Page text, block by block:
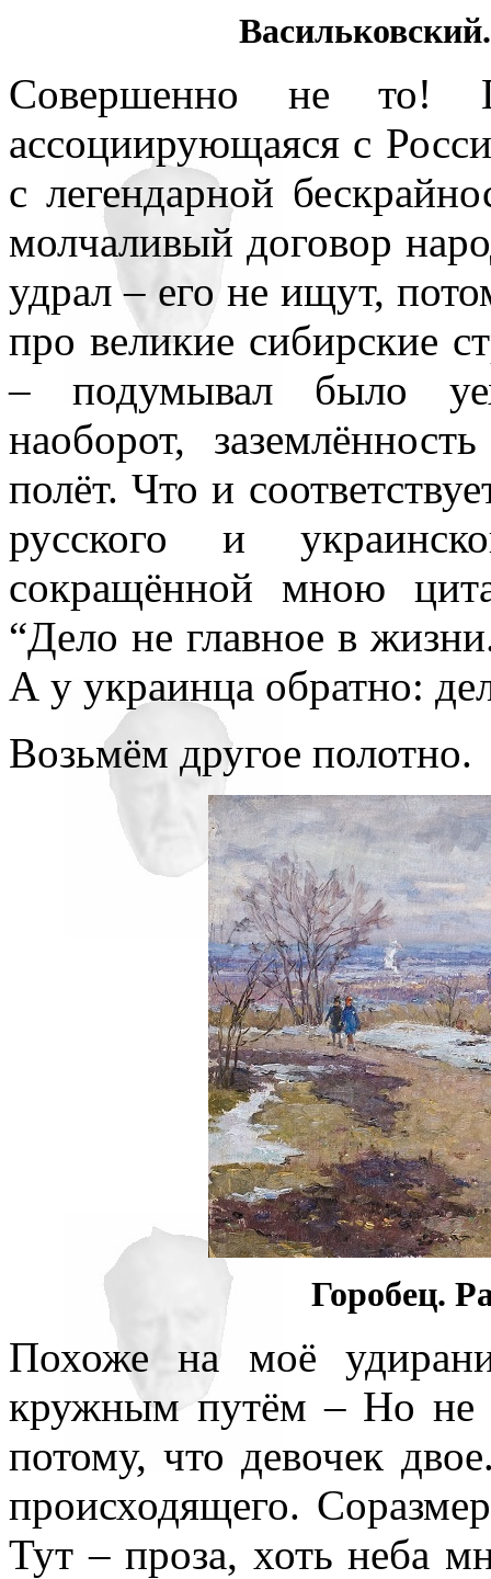
Совершенно не то!
ассоциирующаяся с
с легендарной
молчаливый договор
удрал – его не ищут,
про великие сибирские
– подумывал было
наоборот,
полёт. Что и
русского и
сокращённой мною
“Дело не главное в
А у украинца обратно:
Возьмём другое полотно.
Горобец.
Похоже на моё
кружным путём – Но не
потому, что девочек
происходящего.
Тут – проза, хоть неба